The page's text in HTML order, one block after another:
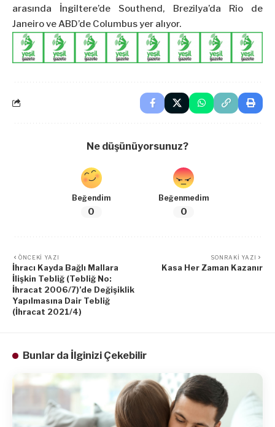
arasında İngiltere’de Southend, Brezilya’da Rio de
Janeiro ve ABD’de Columbus yer alıyor.
Ne düşünüyorsunuz?
Beğendim
0
Beğenmedim
0
ÖNCEKI YAZI
İhracı Kayda Bağlı Mallara
İlişkin Tebliğ (Tebliğ No:
İhracat 2006/7)’de Değişiklik
Yapılmasına Dair Tebliğ
(İhracat 2021/4)
SONRAKI YAZI
Kasa Her Zaman Kazanır
Bunlar da İlginizi Çekebilir